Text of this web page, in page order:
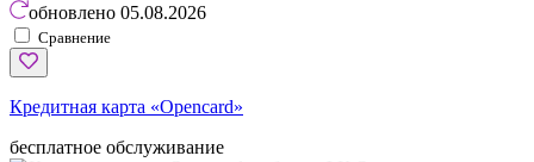
обновлено 05.08.2026
Сравнение
Кредитная карта «Opencard»
бесплатное обслуживание